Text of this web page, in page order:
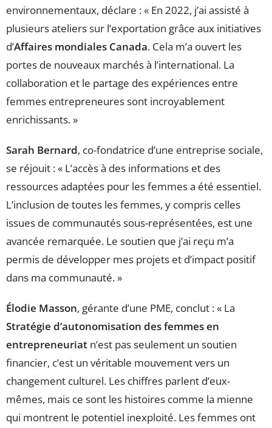
environnementaux, déclare : « En 2022, j’ai assisté à
plusieurs ateliers sur l’exportation grâce aux initiatives
d’Affaires mondiales Canada. Cela m’a ouvert les
portes de nouveaux marchés à l’international. La
collaboration et le partage des expériences entre
femmes entrepreneures sont incroyablement
enrichissants. »
Sarah Bernard, co-fondatrice d’une entreprise sociale,
se réjouit : « L’accès à des informations et des
ressources adaptées pour les femmes a été essentiel.
L’inclusion de toutes les femmes, y compris celles
issues de communautés sous-représentées, est une
avancée remarquée. Le soutien que j’ai reçu m’a
permis de développer mes projets et d’impact positif
dans ma communauté. »
Élodie Masson, gérante d’une PME, conclut : « La
Stratégie d’autonomisation des femmes en
entrepreneuriat n’est pas seulement un soutien
financier, c’est un véritable mouvement vers un
changement culturel. Les chiffres parlent d’eux-
mêmes, mais ce sont les histoires comme la mienne
qui montrent le potentiel inexploité. Les femmes ont